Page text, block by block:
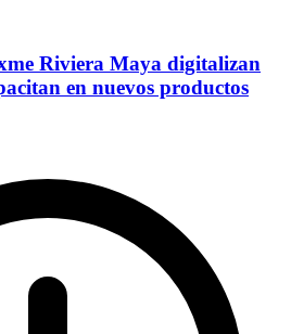
Riviera Maya digitalizan
en nuevos productos